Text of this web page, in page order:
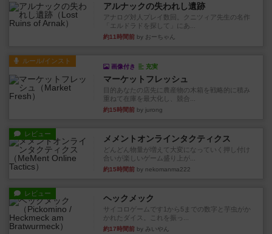
アルナックの失われし遺跡
アナログ対人プレイ数回。クニツィア先生の名作
「エルドラドを探して」にあ...
約11時間前 by おーちゃん
ルール/インスト
画像付き 充実
マーケットフレッシュ
目的あなたの店先に農産物の木箱を戦略的に積み
重ねて在庫を最大化し、競合...
約15時間前 by jurong
レビュー メメントオンラインタクティクス
どんどん物量が増えて大変になっていく押し付け
合いが楽しいゲーム盛り上が...
約15時間前 by nekomanma222
レビュー ヘックメック
サイコロゲームです1から5までの数字と芋虫がか
かれたダイス。これを振っ...
約17時間前 by みいやん